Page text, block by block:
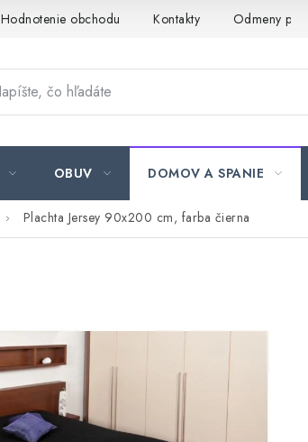
Hodnotenie obchodu Kontakty Odmeny pre
OBUV DOMOV A SPANIE
Plachta Jersey 90x200 cm, farba čierna